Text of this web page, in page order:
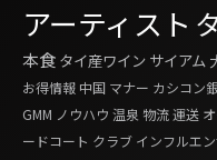
アーティスト
本食 タイ産ワイン サイアム
お得情報 中国 マナー カシコン
GMM ノウハウ 温泉 物流運送
ードコート クラブ インフルエ